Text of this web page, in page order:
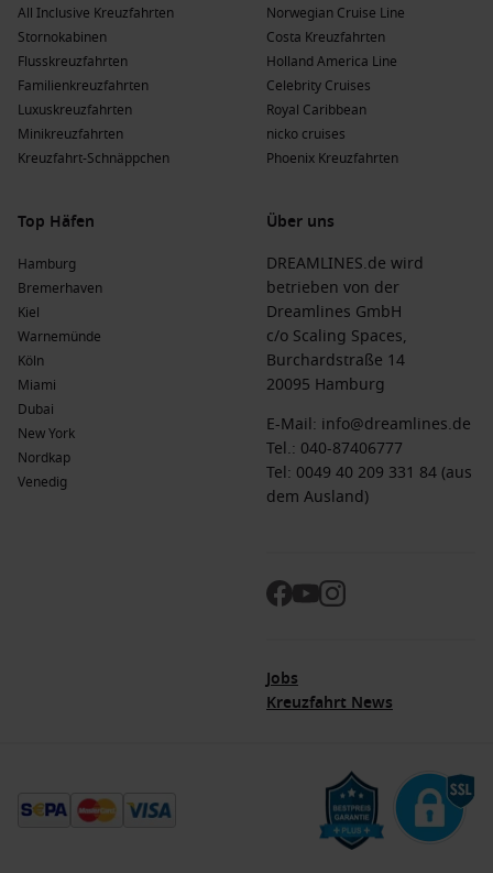
All Inclusive Kreuzfahrten
Stornokabinen
Flusskreuzfahrten
Familienkreuzfahrten
Luxuskreuzfahrten
Minikreuzfahrten
Kreuzfahrt-Schnäppchen
Norwegian Cruise Line
Costa Kreuzfahrten
Holland America Line
Celebrity Cruises
Royal Caribbean
nicko cruises
Phoenix Kreuzfahrten
Top Häfen
Hamburg
Bremerhaven
Kiel
Warnemünde
Köln
Miami
Dubai
New York
Nordkap
Venedig
Über uns
DREAMLINES.de wird
betrieben von der
Dreamlines GmbH
c/o Scaling Spaces,
Burchardstraße 14
20095 Hamburg
E-Mail: info@dreamlines.de
Tel.: 040-87406777
Tel: 0049 40 209 331 84 (aus
dem Ausland)
Jobs
Kreuzfahrt News